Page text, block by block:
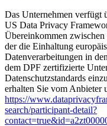
Das Unternehmen verfügt
US Data Privacy
Übereinkommen
der die Einhaltung
Datenverarbeitungen in
dem DPF zertifizierte
Datenschutzstandards
erhalten Sie vom Anbieter
https://
search/participant-detail?